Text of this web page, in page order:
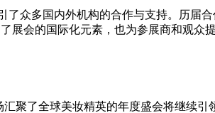
了众多国内外机构的合作与支持。历届
展会的国际化元素，也为参展商和观众
聚了全球美妆精英的年度盛会将继续